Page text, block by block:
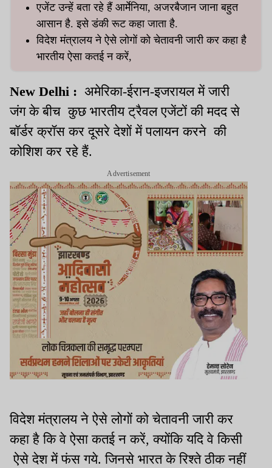
एजेंट उन्हें बता रहे हैं आर्मेनिया, अजरबैजान जाना बहुत
आसान है. इसे डंकी रूट कहा जाता है.
विदेश मंत्रालय ने ऐसे लोगों को चेतावनी जारी कर कहा है
भारतीय ऐसा कतई न करें,
New Delhi : अमेरिका-ईरान-इजरायल में जारी
जंग के बीच कुछ भारतीय ट्रैवल एजेंटों की मदद से
बॉर्डर क्रॉस कर दूसरे देशों में पलायन करने की
कोशिश कर रहे हैं.
Advertisement
विदेश मंत्रालय ने ऐसे लोगों को चेतावनी जारी कर
कहा है कि वे ऐसा कतई न करें, क्योंकि यदि वे किसी
ऐसे देश में फंस गये. जिनसे भारत के रिश्ते ठीक नहीं